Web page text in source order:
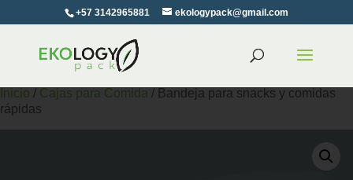
+57 3142965881 ekologypack@gmail.com
Inicio / Cajas para Comida / Bandeja para snacks y comidas
rápidas